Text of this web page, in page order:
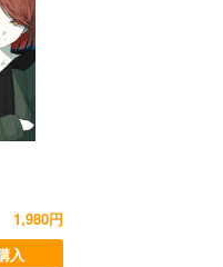
1,980円
入